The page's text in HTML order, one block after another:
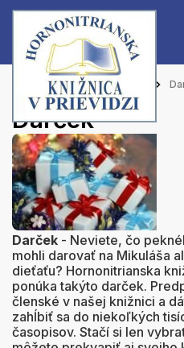
Hlavná stránka Aktuality
Darček
Darček - Neviete, čo
mohli darovať na Mikuláša
dieťaťu? Hornonitrianska
ponúka takýto darček.
členské v našej knižnici a
zahĺbiť sa do niekoľkých
časopisov. Stačí si len